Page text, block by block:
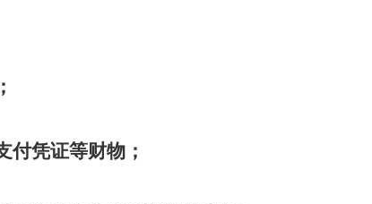
付凭证等财物；